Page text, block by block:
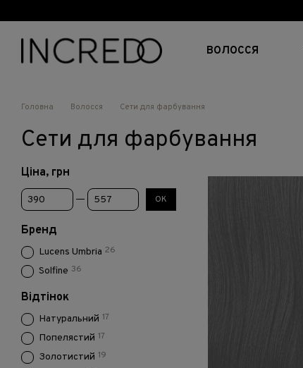
ВОЛОССЯ
Головна Волосся Сети для фарбування
Сети для фарбування
Ціна, грн
Від Ціна, грн
До Ціна, грн ОК
Бренд
Lucens Umbria 26
Solfine 36
Відтінок
Натуральний 17
Попелястий 17
Золотистий 19